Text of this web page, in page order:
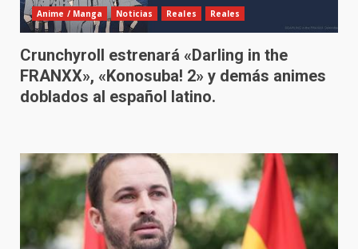
Anime / Manga Noticias Reales Reales
Crunchyroll estrenará «Darling in the
FRANXX», «Konosuba! 2» y demás animes
doblados al español latino.